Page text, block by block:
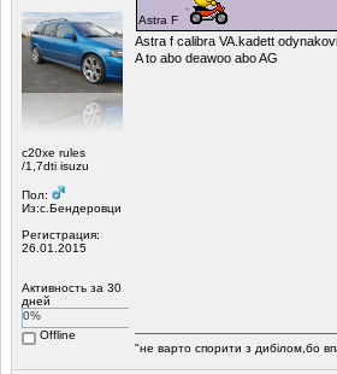
c20xe rules
/1,7dti isuzu
Пол:
Из:c.Бендеровци
Регистрация:
26.01.2015
Активность за 30
дней
0%
Offline
Astra F
Astra f calibra VA.kadett odynakovi
A to abo deawoo abo AG
"не варто спорити з дибілом,бо